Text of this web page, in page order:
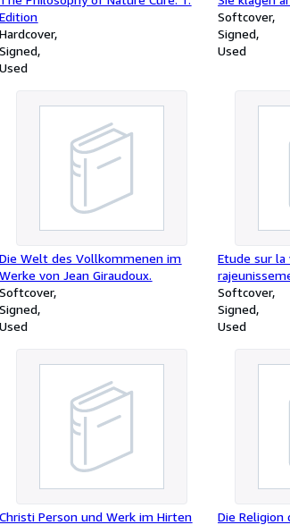
Edition
Hardcover
Signed
Used
Softcover
Signed
Used
Die Welt des Vollkommenen im
Werke von Jean Giraudoux.
Softcover
Signed
Used
Etude sur
Softcover
Signed
Used
Christi Person und Werk im Hirten
Die Religion